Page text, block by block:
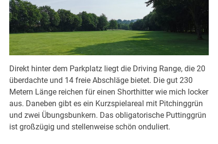
Direkt hinter dem Parkplatz liegt die Driving Range, die 20
überdachte und 14 freie Abschläge bietet. Die gut 230
Metern Länge reichen für einen Shorthitter wie mich locker
aus. Daneben gibt es ein Kurzspielareal mit Pitchinggrün
und zwei Übungsbunkern. Das obligatorische Puttinggrün
ist großzügig und stellenweise schön onduliert.